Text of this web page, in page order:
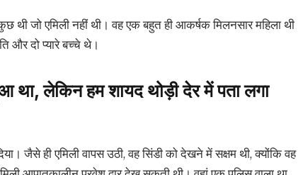
थी जो एमिली नहीं थी। वह एक बहुत ही आकर्षक मिलनसार महिला थी
और दो प्यारे बच्चे थे।
था, लेकिन हम शायद थोड़ी देर में पता लगा
जैसे ही एमिली वापस उठी, वह सिंडी को देखने में सक्षम थी, क्योंकि वह